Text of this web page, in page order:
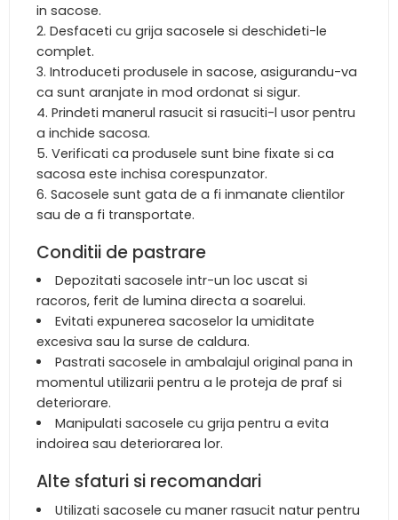
in sacose.
Desfaceti cu grija sacosele si deschideti-le
complet.
Introduceti produsele in sacose, asigurandu-va
ca sunt aranjate in mod ordonat si sigur.
Prindeti manerul rasucit si rasuciti-l usor pentru
a inchide sacosa.
Verificati ca produsele sunt bine fixate si ca
sacosa este inchisa corespunzator.
Sacosele sunt gata de a fi inmanate clientilor
sau de a fi transportate.
Conditii de pastrare
Depozitati sacosele intr-un loc uscat si
racoros, ferit de lumina directa a soarelui.
Evitati expunerea sacoselor la umiditate
excesiva sau la surse de caldura.
Pastrati sacosele in ambalajul original pana in
momentul utilizarii pentru a le proteja de praf si
deteriorare.
Manipulati sacosele cu grija pentru a evita
indoirea sau deteriorarea lor.
Alte sfaturi si recomandari
Utilizati sacosele cu maner rasucit natur pentru